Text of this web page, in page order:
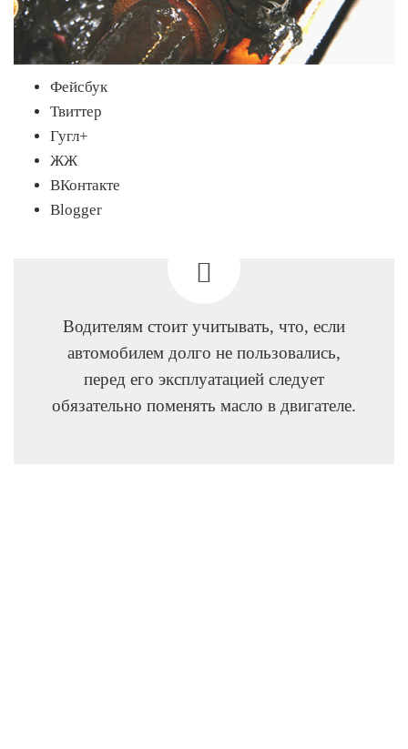
Фейсбук
Твиттер
Гугл+
ЖЖ
ВКонтакте
Blogger
Водителям стоит учитывать, что, если
автомобилем долго не пользовались,
перед его эксплуатацией следует
обязательно поменять масло в двигателе.